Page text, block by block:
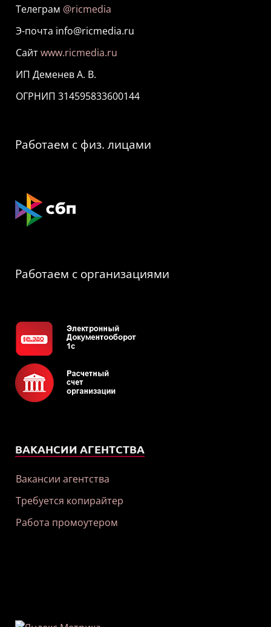
Телеграм @ricmedia
Э-почта info@ricmedia.ru
Сайтwww.ricmedia.ru
ИП Деменев А. В.
ОГРНИП 314595833600144
Работаем с физ. лицами
Работаем с организациями
ВАКАНСИИ АГЕНТСТВА
Вакансии агентства
Требуется копирайтер
Работа промоутером